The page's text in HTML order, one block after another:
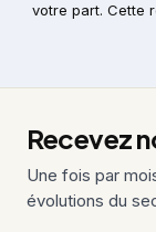
votre part. Cette
Recevez
Une fois par
évolutions du